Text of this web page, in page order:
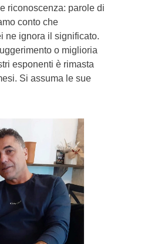
riconoscenza: parole di
conto che
ne ignora il significato.
o miglioria
esponenti è rimasta
Si assuma le sue